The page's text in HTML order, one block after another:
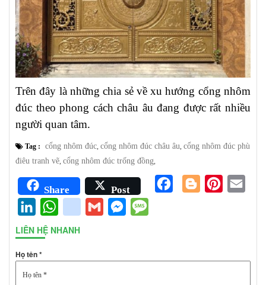
Trên đây là những chia sẻ về xu hướng cổng nhôm
đúc theo phong cách châu âu đang được rất nhiều
người quan tâm.
Tag : cổng nhôm đúc, cổng nhôm đúc châu âu, cổng nhôm đúc phù
điêu tranh vẽ, cổng nhôm đúc trống đồng,
Share Post
FacebookBloggerPinterest
LinkedInWhatsAppgoogle_bookmarks
Gmail Messenger
LIÊN HỆ NHANH
Họ tên *